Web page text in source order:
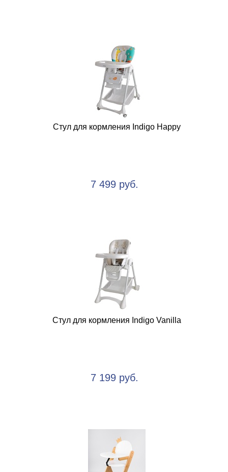
Стул для кормления Indigo Happy
7 499 руб.
Стул для кормления Indigo Vanilla
7 199 руб.